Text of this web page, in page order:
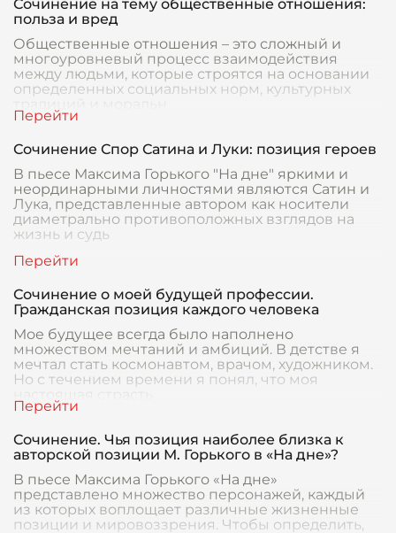
Сочинение на тему общественные отношения:
польза и вред
Общественные отношения – это сложный и
многоуровневый процесс взаимодействия
между людьми, которые строятся на основании
определенных социальных норм, культурных
Сочинение Спор Сатина и Луки: позиция героев
В пьесе Максима Горького "На дне" яркими и
неординарными личностями являются Сатин и
Лука, представленные автором как носители
диаметрально противоположных взглядов на
жизнь и судь
Сочинение о моей будущей профессии.
Гражданская позиция каждого человека
Мое будущее всегда было наполнено
множеством мечтаний и амбиций. В детстве я
мечтал стать космонавтом, врачом, художником.
Но с течением времени я понял, что моя
Сочинение. Чья позиция наиболее близка к
авторской позиции М. Горького в «На дне»?
В пьесе Максима Горького «На дне»
представлено множество персонажей, каждый
из которых воплощает различные жизненные
позиции и мировоззрения. Чтобы определить,